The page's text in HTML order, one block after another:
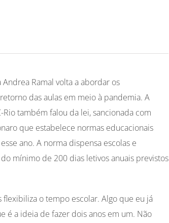
Andrea Ramal volta a abordar os
das aulas em meio à pandemia. A
também falou da lei, sancionada com
que estabelece normas educacionais
ano. A norma dispensa escolas e
mínimo de 200 dias letivos anuais previstos
flexibiliza o tempo escolar. Algo que eu já
é a ideia de fazer dois anos em um. Não